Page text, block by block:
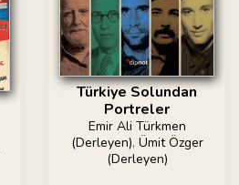
Türkiye Solundan
Portreler
Emir Ali Türkmen
(Derleyen), Ümit Özger
(Derleyen)